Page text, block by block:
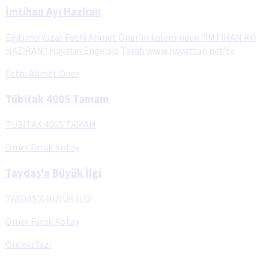
İmtihan Ayı Haziran
Eğitimci Yazar Fethi Ahmet Öner’in kaleminden "İMTİHAN AYI
HAZİRAN" Hayatın Engelsiz Tarafı www.hayattan.net’te
Fethi Ahmet Öner
Tübitak 4005 Tamam
TÜBİTAK 4005 TAMAM
Ömer Faruk Kotay
Taydaş'a Büyük İlgi
TAYDAŞ'A BÜYÜK İLGİ
Ömer Faruk Kotay
Önceki Yazı